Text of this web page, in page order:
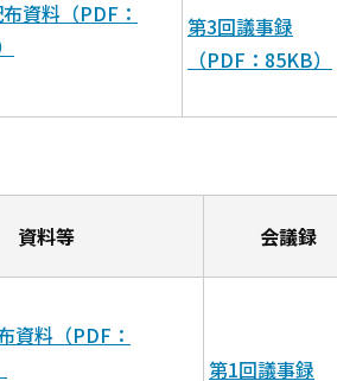
資料（PDF：
第3回議事録
（PDF：85KB）
資料等 会議録
資料（PDF：
第1回議事録